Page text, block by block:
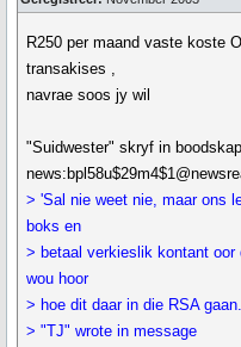
R250 per maand vaste koste
transakises ,
navrae soos jy wil
"Suidwester" skryf in boodskap
> 'Sal nie weet nie, maar ons
boks en
> betaal verkieslik kontant oor
wou hoor
> hoe dit daar in die RSA gaan.
> "TJ" wrote in message